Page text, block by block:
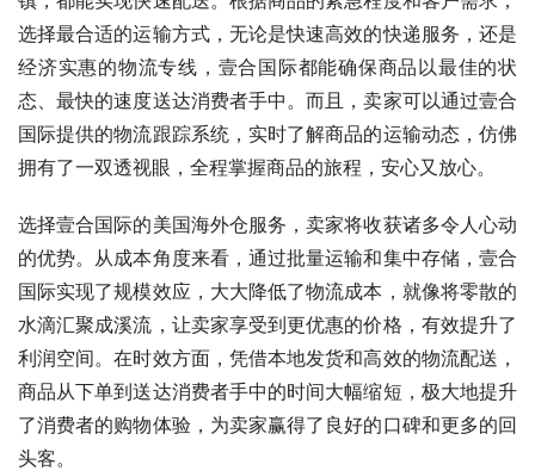
选择最合适的运输方式，无论是快速高效的快递服务，还是
经济实惠的物流专线，壹合国际都能确保商品以最佳的状
态、最快的速度送达消费者手中。而且，卖家可以通过壹合
国际提供的物流跟踪系统，实时了解商品的运输动态，仿佛
拥有了一双透视眼，全程掌握商品的旅程，安心又放心。
选择壹合国际的美国海外仓服务，卖家将收获诸多令人心动
的优势。从成本角度来看，通过批量运输和集中存储，壹合
国际实现了规模效应，大大降低了物流成本，就像将零散的
水滴汇聚成溪流，让卖家享受到更优惠的价格，有效提升了
利润空间。在时效方面，凭借本地发货和高效的物流配送，
商品从下单到送达消费者手中的时间大幅缩短，极大地提升
了消费者的购物体验，为卖家赢得了良好的口碑和更多的回
头客。